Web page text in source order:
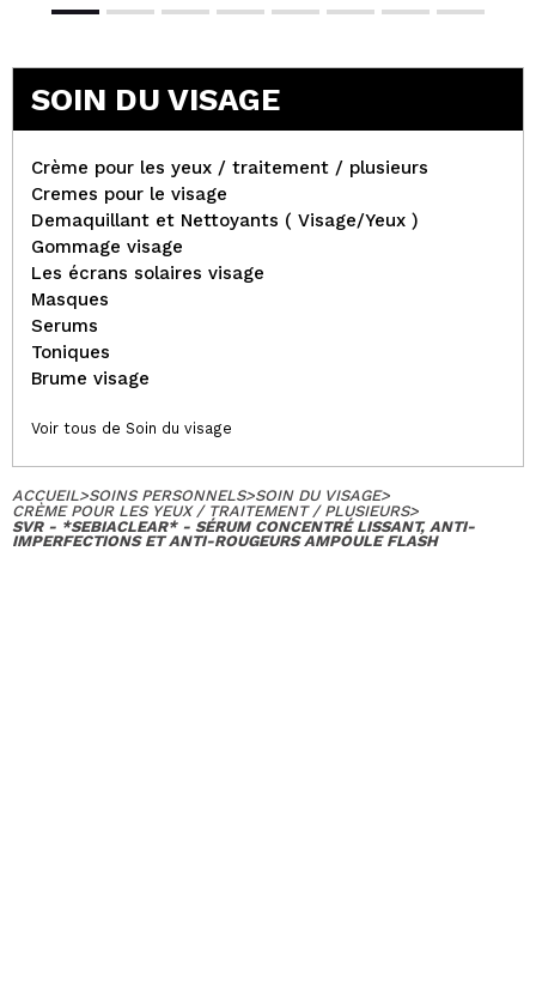
SOIN DU VISAGE
Crème pour les yeux / traitement / plusieurs
Cremes pour le visage
Demaquillant et Nettoyants ( Visage/Yeux )
Gommage visage
Les écrans solaires visage
Masques
Serums
Toniques
Brume visage
Voir tous de Soin du visage
ACCUEIL>SOINS PERSONNELS>SOIN DU VISAGE>
CRÈME POUR LES YEUX / TRAITEMENT / PLUSIEURS>
SVR - *SEBIACLEAR* - SÉRUM CONCENTRÉ LISSANT, ANTI-
IMPERFECTIONS ET ANTI-ROUGEURS AMPOULE FLASH